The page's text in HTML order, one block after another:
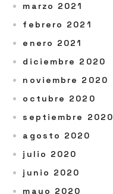
marzo 2021
febrero 2021
enero 2021
diciembre 2020
noviembre 2020
octubre 2020
septiembre 2020
agosto 2020
julio 2020
junio 2020
mayo 2020